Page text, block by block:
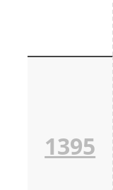
1395